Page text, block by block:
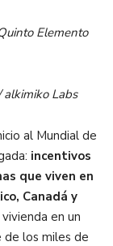
Elemento
alkimiko Labs
al Mundial de
incentivos
que viven en
Canadá y
en un
los miles de